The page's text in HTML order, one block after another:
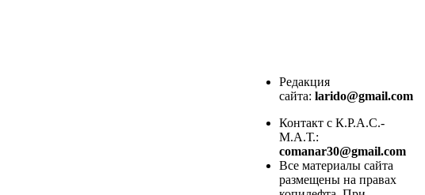
Редакция
сайта: larido@gmail.com
Контакт с К.Р.А.С.-
М.А.Т.:
comanar30@gmail.com
Все материалы сайта
размещены на правах